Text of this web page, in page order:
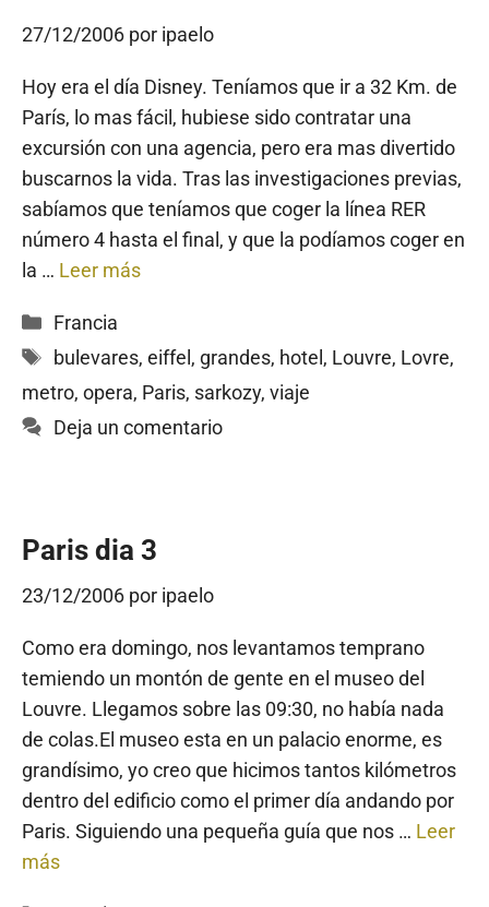
27/12/2006 por ipaelo
Hoy era el día Disney. Teníamos que ir a 32 Km. de
París, lo mas fácil, hubiese sido contratar una
excursión con una agencia, pero era mas divertido
buscarnos la vida. Tras las investigaciones previas,
sabíamos que teníamos que coger la línea RER
número 4 hasta el final, y que la podíamos coger en
la … Leer más
Categorías
Francia
Etiquetas
bulevares, eiffel , grandes, hotel , Louvre, Lovre,
metro, opera, Paris, sarkozy, viaje
Deja un comentario
Paris dia 3
23/12/2006 por ipaelo
Como era domingo, nos levantamos temprano
temiendo un montón de gente en el museo del
Louvre. Llegamos sobre las 09:30, no había nada
de colas.El museo esta en un palacio enorme, es
grandísimo, yo creo que hicimos tantos kilómetros
dentro del edificio como el primer día andando por
Paris. Siguiendo una pequeña guía que nos … Leer
más